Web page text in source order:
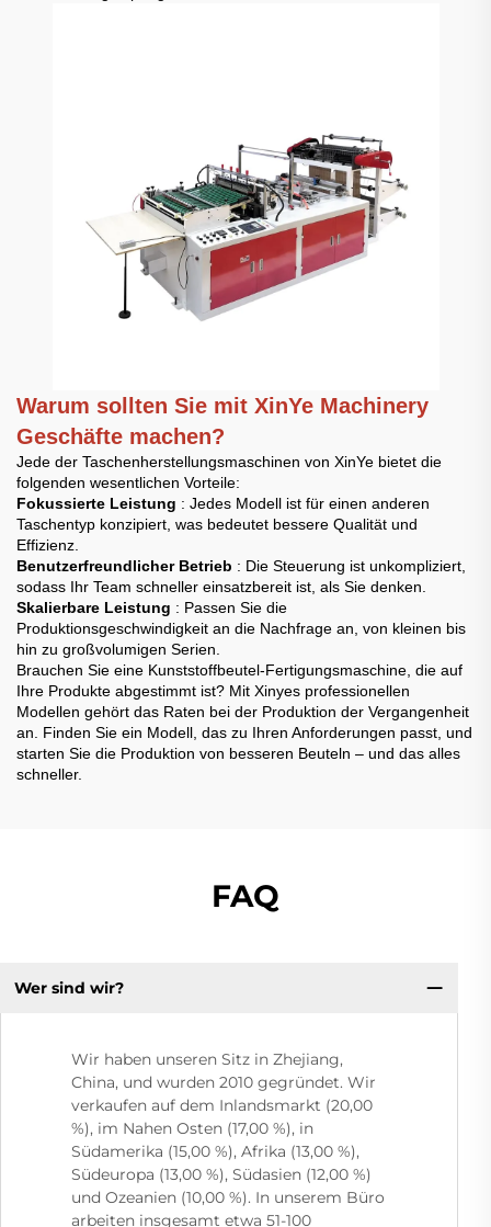
Warum sollten Sie mit XinYe Machinery
Geschäfte machen?
Jede der Taschenherstellungsmaschinen von XinYe bietet die
folgenden wesentlichen Vorteile:
Fokussierte Leistung : Jedes Modell ist für einen anderen
Taschentyp konzipiert, was bedeutet bessere Qualität und
Effizienz.
Benutzerfreundlicher Betrieb : Die Steuerung ist unkompliziert,
sodass Ihr Team schneller einsatzbereit ist, als Sie denken.
Skalierbare Leistung : Passen Sie die
Produktionsgeschwindigkeit an die Nachfrage an, von kleinen bis
hin zu großvolumigen Serien.
Brauchen Sie eine Kunststoffbeutel-Fertigungsmaschine, die auf
Ihre Produkte abgestimmt ist? Mit Xinyes professionellen
Modellen gehört das Raten bei der Produktion der Vergangenheit
an. Finden Sie ein Modell, das zu Ihren Anforderungen passt, und
starten Sie die Produktion von besseren Beuteln – und das alles
schneller.
FAQ
Wer sind wir?
Wir haben unseren Sitz in Zhejiang,
China, und wurden 2010 gegründet. Wir
verkaufen auf dem Inlandsmarkt (20,00
%), im Nahen Osten (17,00 %), in
Südamerika (15,00 %), Afrika (13,00 %),
Südeuropa (13,00 %), Südasien (12,00 %)
und Ozeanien (10,00 %). In unserem Büro
arbeiten insgesamt etwa 51-100